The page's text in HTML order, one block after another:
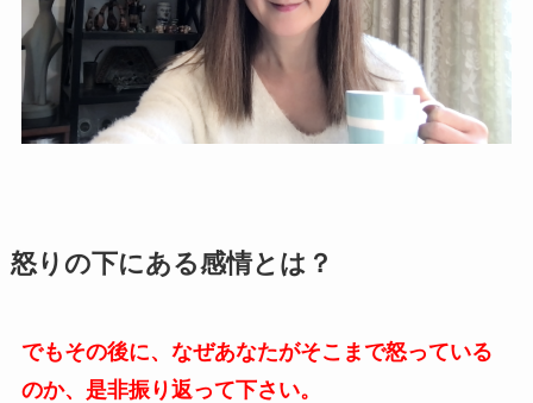
怒りの下にある感情とは？
でもその後に、なぜあなたがそこまで怒っている
のか、是非振り返って下さい。